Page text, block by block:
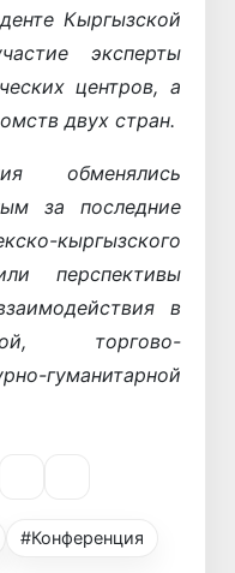
Кыргызской
эксперты
центров, а
двух стран.
обменялись
за последние
кыргызского
перспективы
в
торгово-
гуманитарной
#Конференция